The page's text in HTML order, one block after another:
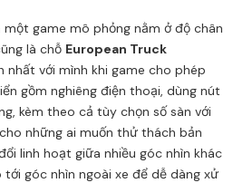
một game mô phỏng nằm ở độ chân
là chỗ European Truck
nhất với mình khi game cho phép
gồm nghiêng điện thoại, dùng nút
kèm theo cả tùy chọn số sàn với
những ai muốn thử thách bản
linh hoạt giữa nhiều góc nhìn khác
góc nhìn ngoài xe để dễ dàng xử